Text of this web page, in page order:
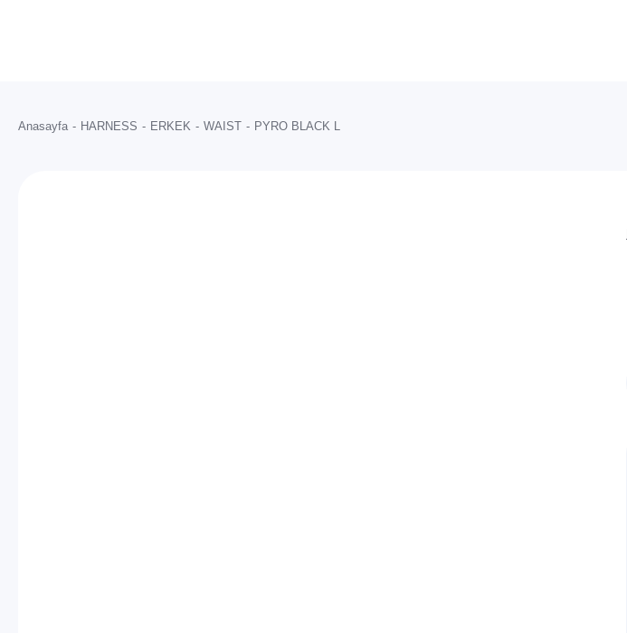
Anasayfa HARNESS ERKEK WAIST PYRO BLACK L